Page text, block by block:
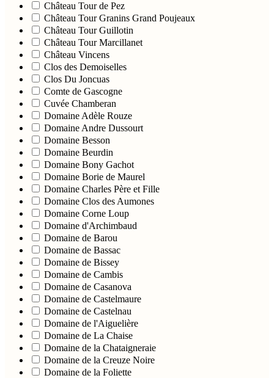
Château Tour de Pez
Château Tour Granins Grand Poujeaux
Château Tour Guillotin
Château Tour Marcillanet
Château Vincens
Clos des Demoiselles
Clos Du Joncuas
Comte de Gascogne
Cuvée Chamberan
Domaine Adèle Rouze
Domaine Andre Dussourt
Domaine Besson
Domaine Beurdin
Domaine Bony Gachot
Domaine Borie de Maurel
Domaine Charles Père et Fille
Domaine Clos des Aumones
Domaine Corne Loup
Domaine d'Archimbaud
Domaine de Barou
Domaine de Bassac
Domaine de Bissey
Domaine de Cambis
Domaine de Casanova
Domaine de Castelmaure
Domaine de Castelnau
Domaine de l'Aiguelière
Domaine de La Chaise
Domaine de la Chataigneraie
Domaine de la Creuze Noire
Domaine de la Foliette